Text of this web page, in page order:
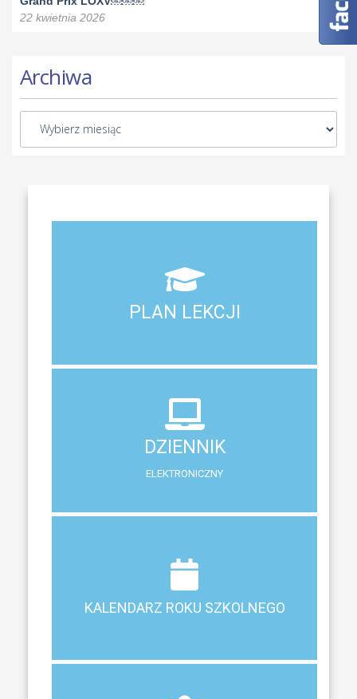
22 kwietnia 2026
Archiwa
PLAN LEKCJI
PLAN LEKCJI
DZIENNIK
ELEKTRONICZNY
DZIENNIK
ELEKTRONICZNY
System zewnętrzny do śledzenia postępów w nauce
KALENDARZ ROKU SZKOLNEGO
KALENDARZ ROKU SZKOLNEGO
Terminy ferii, matur, zebrań i klasyfikacji